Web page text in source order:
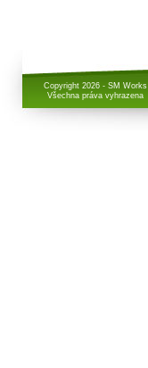
Copyright 2026 - SM Works
Všechna práva vyhrazena